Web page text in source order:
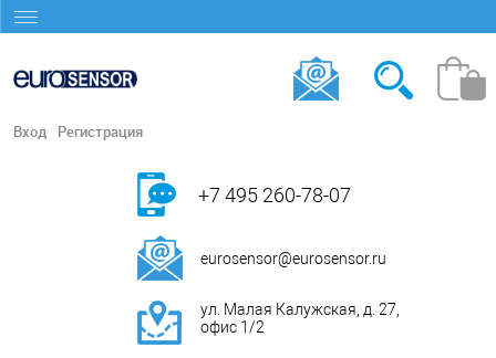
Вход Регистрация
+7 495 260-78-07
eurosensor@eurosensor.ru
ул. Малая Калужская, д. 27,
офис 1/2